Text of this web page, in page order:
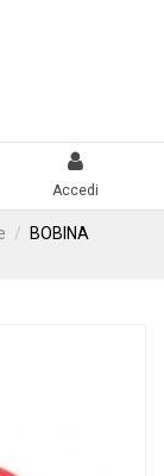
Accedi
BOBINA